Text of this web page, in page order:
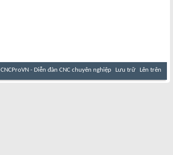
CNCProVN - Diễn đàn CNC chuyên nghiệp Lưu trữ Lên trên